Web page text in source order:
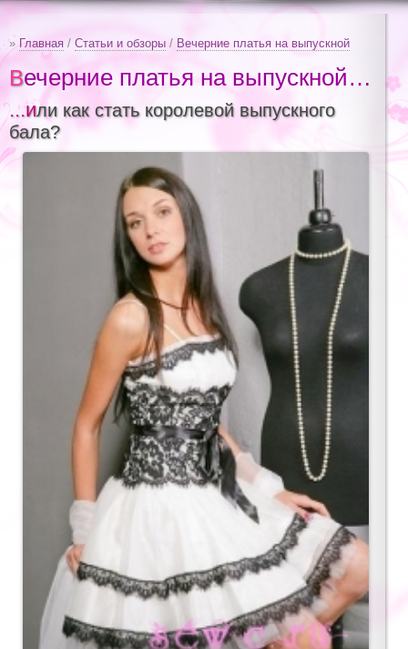
»Главная / Статьи и обзоры / Вечерние платья на выпускной
Вечерние платья на выпускной…
...или как стать королевой выпускного
бала?